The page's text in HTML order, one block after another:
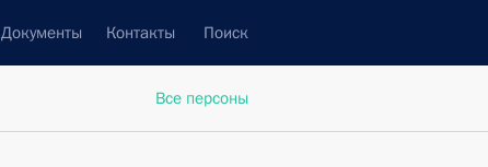
Документы Контакты Поиск
Все персоны